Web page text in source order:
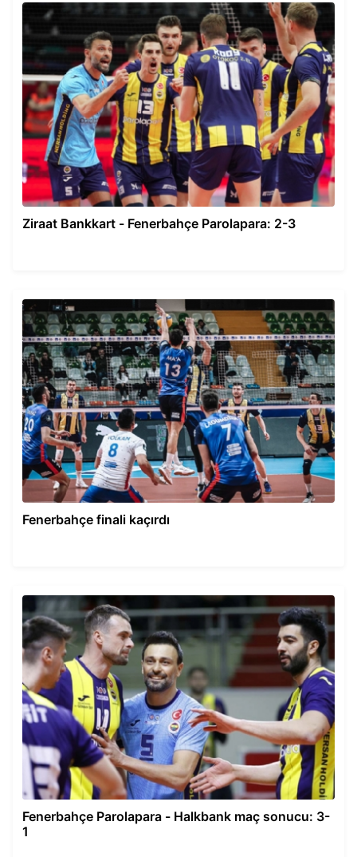
Ziraat Bankkart - Fenerbahçe Parolapara: 2-3
Fenerbahçe finali kaçırdı
Fenerbahçe Parolapara - Halkbank maç sonucu: 3-
1